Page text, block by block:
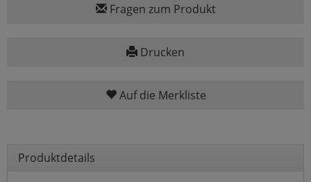
Fragen zum Produkt
Drucken
Auf die Merkliste
Produktdetails